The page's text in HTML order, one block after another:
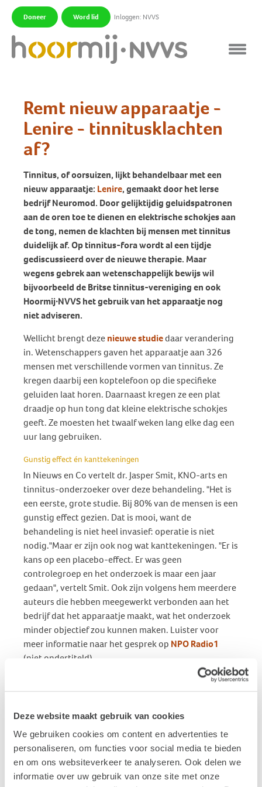
Deze website maakt gebruik van cookies
We gebruiken cookies om content en advertenties te
personaliseren, om functies voor social media te bieden
en om ons websiteverkeer te analyseren. Ook delen we
informatie over uw gebruik van onze site met onze
Doneer Word lid Inloggen: NVVS
Remt nieuw apparaatje -
Lenire - tinnitusklachten
af?
Tinnitus, of oorsuizen, lijkt behandelbaar met een
nieuw apparaatje: Lenire, gemaakt door het Ierse
bedrijf Neuromod. Door gelijktijdig geluidspatronen
aan de oren toe te dienen en elektrische schokjes aan
de tong, nemen de klachten bij mensen met tinnitus
duidelijk af. Op tinnitus-fora wordt al een tijdje
gediscussieerd over de nieuwe therapie. Maar
wegens gebrek aan wetenschappelijk bewijs wil
bijvoorbeeld de Britse tinnitus-vereniging en ook
Hoormij∙NVVS het gebruik van het apparaatje nog
niet adviseren.
Wellicht brengt dezenieuwe studiedaar verandering
in. Wetenschappers gaven het apparaatje aan 326
mensen met verschillende vormen van tinnitus. Ze
kregen daarbij een koptelefoon op die specifieke
geluiden laat horen. Daarnaast kregen ze een plat
draadje op hun tong dat kleine elektrische schokjes
geeft. Ze moesten het twaalf weken lang elke dag een
uur lang gebruiken.
Gunstig effect én kanttekeningen
In Nieuws en Co vertelt dr. Jasper Smit, KNO-arts en
tinnitus-onderzoeker over deze behandeling. "Het is
een eerste, grote studie. Bij 80% van de mensen is een
gunstig effect gezien. Dat is mooi, want de
behandeling is niet heel invasief: operatie is niet
nodig."Maar er zijn ook nog wat kanttekeningen. "Er is
kans op een placebo-effect. Er was geen
controlegroep en het onderzoek is maar een jaar
gedaan", vertelt Smit. Ook zijn volgens hem meerdere
auteurs die hebben meegewerkt verbonden aan het
bedrijf dat het apparaatje maakt, wat het onderzoek
minder objectief zou kunnen maken. Luister voor
meer informatie naar het gesprek op NPO Radio1
(niet ondertiteld).
oorsuizen’ is in eerste instantie positief over het
onderzoek. “Het zijn gerenommeerde onderzoekers,
en aan dit onderzoek zijn al verschillende
onderzoeken voorafgegaan. Er zit dus een
gefundeerde theorie achter.”, zegt hij in dit interview.
“Ik moet wel zeggen dat een aantal onderzoekers